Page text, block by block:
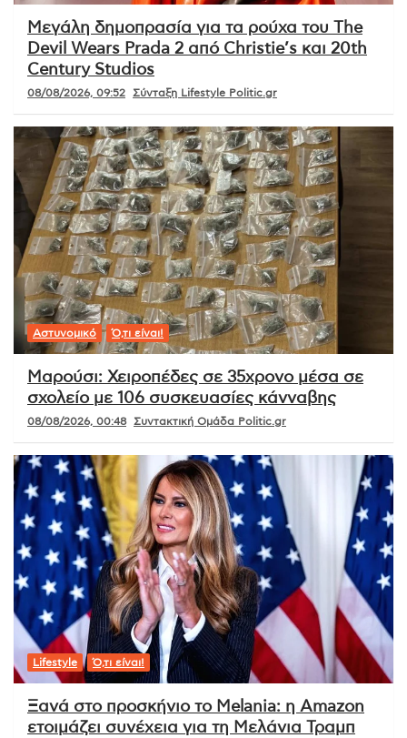
Μεγάλη δημοπρασία για τα ρούχα του The
Devil Wears Prada 2 από Christie’s και 20th
Century Studios
08/08/2026, 09:52 Σύνταξη Lifestyle Politic.gr
Αστυνομικό Ό,τι είναι!
Μαρούσι: Χειροπέδες σε 35χρονο μέσα σε
σχολείο με 106 συσκευασίες κάνναβης
08/08/2026, 00:48 Συντακτική Ομάδα Politic.gr
Lifestyle Ό,τι είναι!
Ξανά στο προσκήνιο το Melania: η Amazon
ετοιμάζει συνέχεια για τη Μελάνια Τραμπ